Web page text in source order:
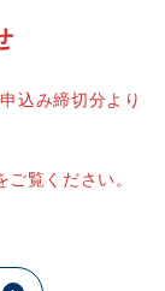
込み締切分より
ご覧ください。